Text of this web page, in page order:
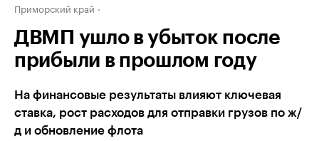
Приморский край
ДВМП ушло в убыток после
прибыли в прошлом году
На финансовые результаты влияют ключевая
ставка, рост расходов для отправки грузов по ж/
д и обновление флота